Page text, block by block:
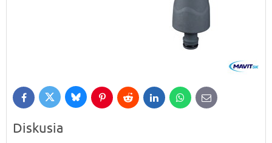
FacebookTwitter BlueskyPinterestReddit LinkedInWhatsApp
E-
mail
Diskusia